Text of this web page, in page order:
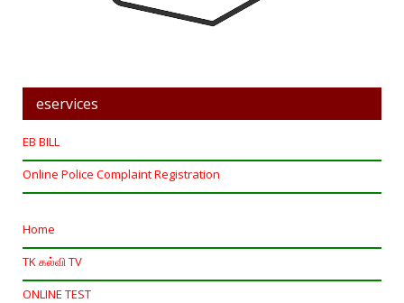
eservices
EB BILL
Online Police Complaint Registration
Home
TK கல்வி TV
ONLINE TEST